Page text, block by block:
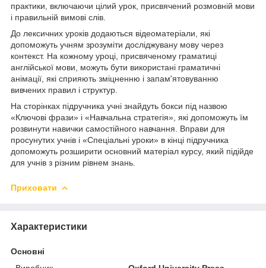
практики, включаючи цілий урок, присвячений розмовній мови
і правильній вимові слів.
До лексичних уроків додаються відеоматеріали, які
допоможуть учням зрозуміти досліджувану мову через
контекст. На кожному уроці, присвяченому граматиці
англійської мови, можуть бути використані граматичні
анімації, які сприяють зміцненню і запам'ятовуванню
вивчених правил і структур.
На сторінках підручника учні знайдуть бокси під назвою
«Ключові фрази» і «Навчальна стратегія», які допоможуть їм
розвинути навички самостійного навчання. Вправи для
просунутих учнів і «Спеціальні уроки» в кінці підручника
допоможуть розширити основний матеріал курсу, який підійде
для учнів з різним рівнем знань.
Приховати
Характеристики
Основні